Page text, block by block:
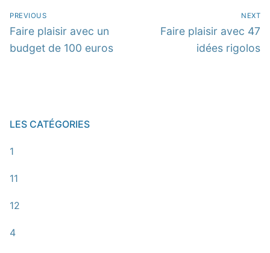
Navigation
de
l’article
PREVIOUS
Previous
post:
Faire plaisir avec un
budget de 100 euros
NEXT
Next
Faire plaisir avec 47
idées rigolos
LES CATÉGORIES
1
11
12
4